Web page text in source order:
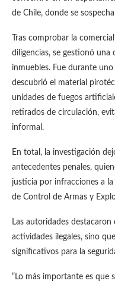
de Chile, donde se
Tras comprobar la
diligencias, se gestionó
inmuebles. Fue durante
descubrió el material
unidades de fuegos
retirados de circulación,
informal.
En total, la investigación
antecedentes penales,
justicia por infracciones a
de Control de Armas y
Las autoridades
actividades ilegales, sino
significativos para la
“Lo más importante es que